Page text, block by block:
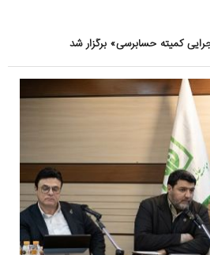
کمیته حسابرسی» برگزار شد